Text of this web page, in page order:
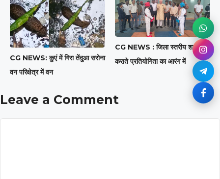
CG NEWS: कुएं में गिरा तेंदुआ सरोना
वन परिक्षेत्र में वन
CG NEWS : जिला स्तरीय शालेय
कराते प्रतियोगिता का आरंग में
Leave a Comment